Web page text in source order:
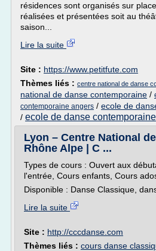
résidences sont organisés sur
réalisées et présentées soit au
saison...
Lire la suite
Site : https://www.petitfute.com
Thèmes liés : centre national de danse
national de danse contemporaine /
contemporaine angers / ecole de
/ ecole de danse contemporaine
Lyon – Centre National
Rhône Alpe | C ...
Types de cours : Ouvert aux
l'entrée, Cours enfants, Cours
Disponible : Danse Classique,
Lire la suite
Site : http://cccdanse.com
Thèmes liés : cours danse